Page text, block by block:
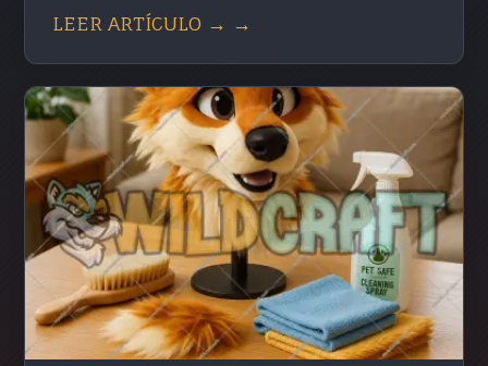
LEER ARTÍCULO → →